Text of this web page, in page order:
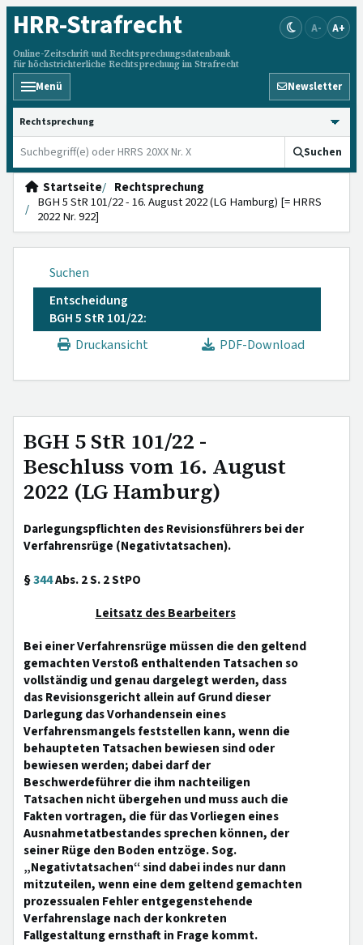
HRR-Strafrecht
Online-Zeitschrift und Rechtsprechungsdatenbank
für höchstrichterliche Rechtsprechung im Strafrecht
A- A+
Menü Newsletter
HRRS durchsuchen
Suchen
Startseite
Rechtsprechung
BGH 5 StR 101/22 - 16. August 2022 (LG Hamburg) [= HRRS
2022 Nr. 922]
Suchen
Entscheidung
BGH 5 StR 101/22:
Druckansicht
PDF-Download
BGH 5 StR 101/22 -
Beschluss vom 16. August
2022 (LG Hamburg)
Darlegungspflichten des Revisionsführers bei der
Verfahrensrüge (Negativtatsachen).
§344Abs. 2 S. 2 StPO
Leitsatz des Bearbeiters
Bei einer Verfahrensrüge müssen die den geltend
gemachten Verstoß enthaltenden Tatsachen so
vollständig und genau dargelegt werden, dass
das Revisionsgericht allein auf Grund dieser
Darlegung das Vorhandensein eines
Verfahrensmangels feststellen kann, wenn die
behaupteten Tatsachen bewiesen sind oder
bewiesen werden; dabei darf der
Beschwerdeführer die ihm nachteiligen
Tatsachen nicht übergehen und muss auch die
Fakten vortragen, die für das Vorliegen eines
Ausnahmetatbestandes sprechen können, der
seiner Rüge den Boden entzöge. Sog.
„Negativtatsachen“ sind dabei indes nur dann
mitzuteilen, wenn eine dem geltend gemachten
prozessualen Fehler entgegenstehende
Verfahrenslage nach der konkreten
Fallgestaltung ernsthaft in Frage kommt.